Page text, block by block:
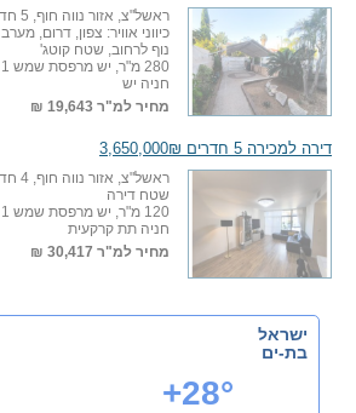
ראשל"צ, אזור נווה חוף, 5 חדרי שינה + סלון
כיווני אוויר: צפון, דרום, מערב
נוף לרחוב, שטח קוטג'
280 מ"ר, יש מרפסת שמש 1
חניה יש
מחיר למ"ר 19,643 ₪
דירה למכירה 5 חדרים 3,650,000₪
ראשל"צ, אזור נווה חוף, 4 חדרי שינה + סלון
שטח דירה
120 מ"ר, יש מרפסת שמש 1
חניה תת קרקעית
מחיר למ"ר 30,417 ₪
ישראל
בת-ים
+28°